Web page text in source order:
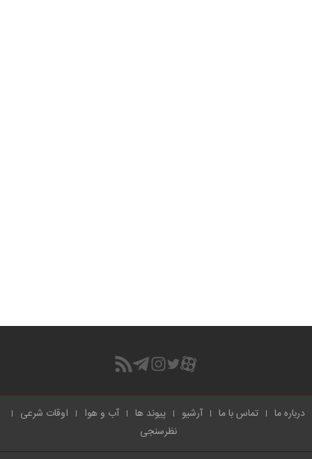
درباره ما تماس با ما آرشیو پیوند ها آب و هوا
اوقات شرعی
نظرسنجی